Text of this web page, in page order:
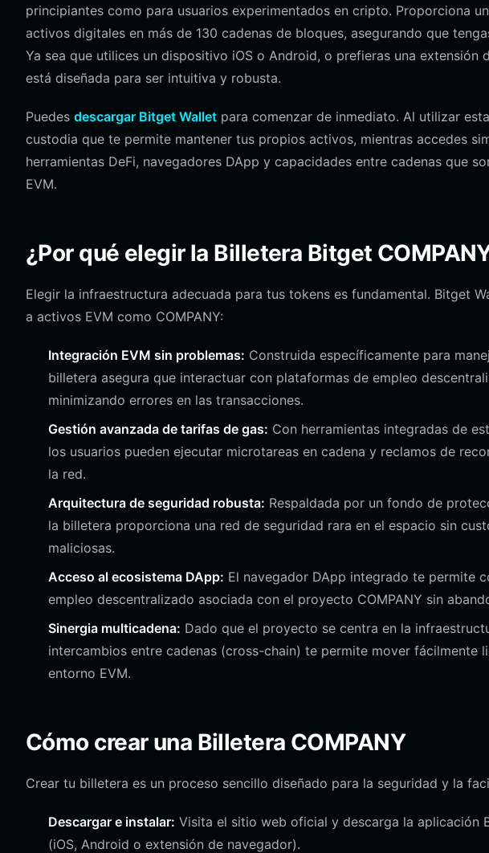
principiantes como para usuarios experimentados en cripto. Proporciona
activos digitales en más de 130 cadenas de bloques, asegurando que
Ya sea que utilices un dispositivo iOS o Android, o prefieras una
está diseñada para ser intuitiva y robusta.
Puedes descargar Bitget Wallet para comenzar de inmediato. Al utilizar
custodia que te permite mantener tus propios activos, mientras accedes
herramientas DeFi, navegadores DApp y capacidades entre cadenas que
EVM.
¿Por qué elegir la Billetera Bitget
Elegir la infraestructura adecuada para tus tokens es fundamental. Bitget
a activos EVM como COMPANY:
Integración EVM sin problemas: Construida específicamente para
billetera asegura que interactuar con plataformas de empleo
minimizando errores en las transacciones.
Gestión avanzada de tarifas de gas: Con herramientas integradas de
los usuarios pueden ejecutar microtareas en cadena y reclamos de
la red.
Arquitectura de seguridad robusta: Respaldada por un fondo de
la billetera proporciona una red de seguridad rara en el espacio sin
maliciosas.
Acceso al ecosistema DApp: El navegador DApp integrado te permite
empleo descentralizado asociada con el proyecto COMPANY sin
Sinergia multicadena: Dado que el proyecto se centra en la
intercambios entre cadenas (cross-chain) te permite mover fácilmente
entorno EVM.
Cómo crear una Billetera COMPANY
Crear tu billetera es un proceso sencillo diseñado para la seguridad y la
Descargar e instalar: Visita el sitio web oficial y descarga la aplicación
(iOS, Android o extensión de navegador).